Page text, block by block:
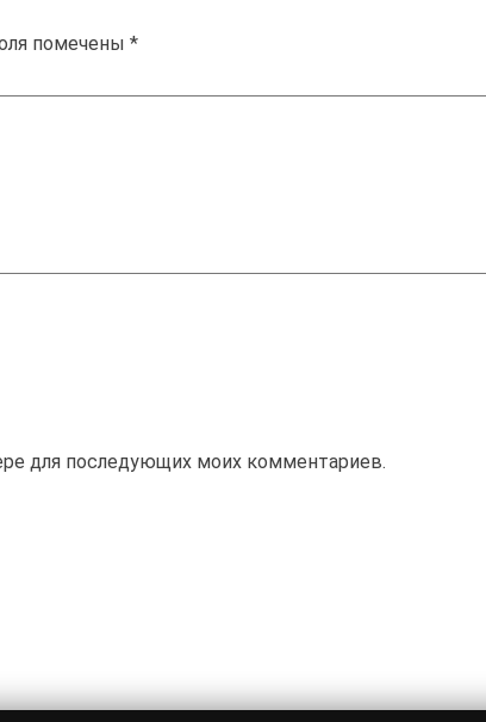
помечены *
для последующих моих комментариев.